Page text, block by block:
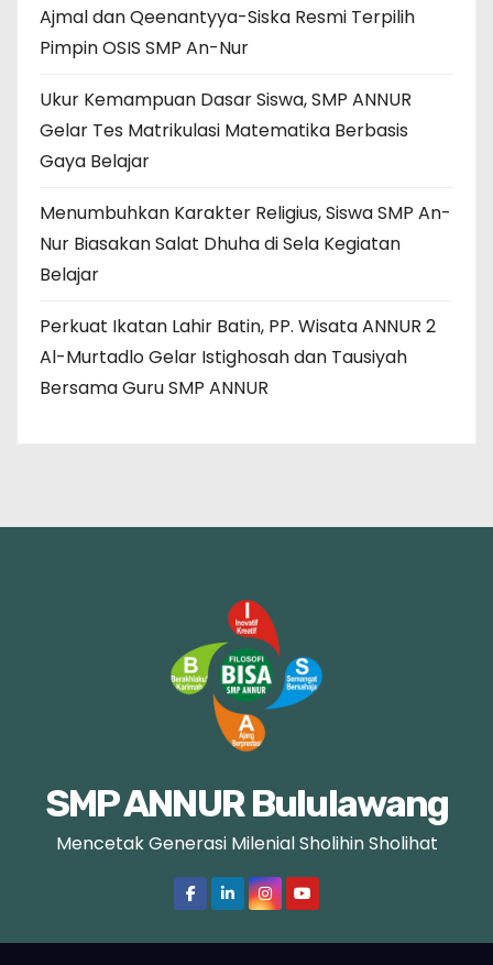
Ajmal dan Qeenantyya-Siska Resmi Terpilih
Pimpin OSIS SMP An-Nur
Ukur Kemampuan Dasar Siswa, SMP ANNUR
Gelar Tes Matrikulasi Matematika Berbasis
Gaya Belajar
Menumbuhkan Karakter Religius, Siswa SMP An-
Nur Biasakan Salat Dhuha di Sela Kegiatan
Belajar
Perkuat Ikatan Lahir Batin, PP. Wisata ANNUR 2
Al-Murtadlo Gelar Istighosah dan Tausiyah
Bersama Guru SMP ANNUR
SMP ANNUR Bululawang
Mencetak Generasi Milenial Sholihin Sholihat